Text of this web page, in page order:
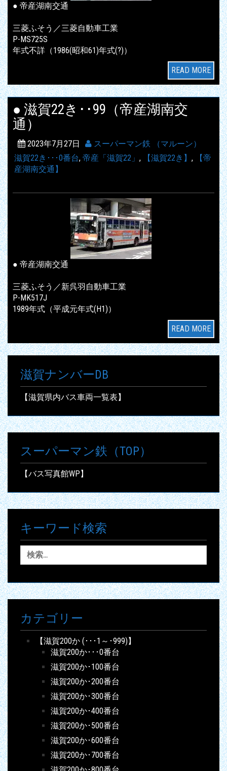
● 帝産湖南交通
三菱ふそう／三菱自動車工業
P-MS725S
年式不詳（1986(昭和61)年式(?)）
READ MORE
● 滋賀22き･･99（帝産湖南交
通）
2023年7月27日
スーパーマン鉄 （マルーン）
滋賀22き･･･0番台, 帝産「滋賀22」 , 【滋賀22き】 ,
【帝
産湖南交通】
● 帝産湖南交通
三菱ふそう／新呉羽自動車工業
P-MK517J
1989年式（平成元年式(H1)）
READ MORE
滋賀ナンバーDB
【滋賀県内バス車両一覧表】
スーパーマン鉄（TOP）
【バス写真館WP】
キーワード検索
検
索:
カテゴリー
【滋賀200か (･･･1～･999)】
滋賀200か･･･0番台
滋賀200か･100番台
滋賀200か･200番台
滋賀200か･300番台
滋賀200か･400番台
滋賀200か･500番台
滋賀200か･600番台
滋賀200か･700番台